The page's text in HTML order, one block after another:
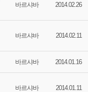
바르샤바 2014.02.26
바르샤바 2014.02.11
바르샤바 2014.01.16
바르샤바 2014.01.11